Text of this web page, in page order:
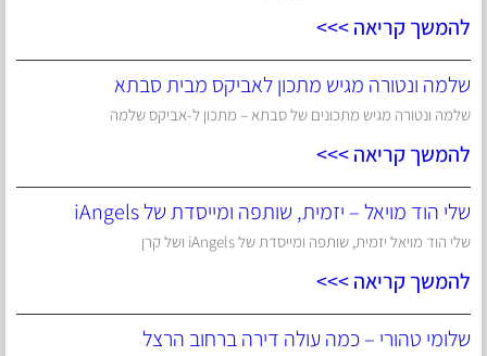
להמשך קריאה >>>
שלמה ונטורה מגיש מתכון לאביקס מבית סבתא
שלמה ונטורה מגיש מתכונים של סבתא – מתכון ל-אביקס שלמה
להמשך קריאה >>>
שלי הוד מויאל – יזמית, שותפה ומייסדת של iAngels
שלי הוד מויאל יזמית, שותפה ומייסדת של iAngels ושל קרן
להמשך קריאה >>>
שלומי טהורי – כמה עולה דירה ברחוב הרצל